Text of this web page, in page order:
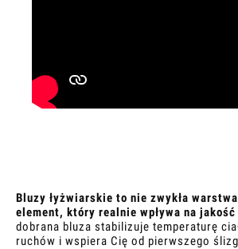
Bluzy łyżwiarskie to nie zwykła
element, który realnie wpływa na
dobrana bluza stabilizuje temperaturę
ruchów i wspiera Cię od pierwszego